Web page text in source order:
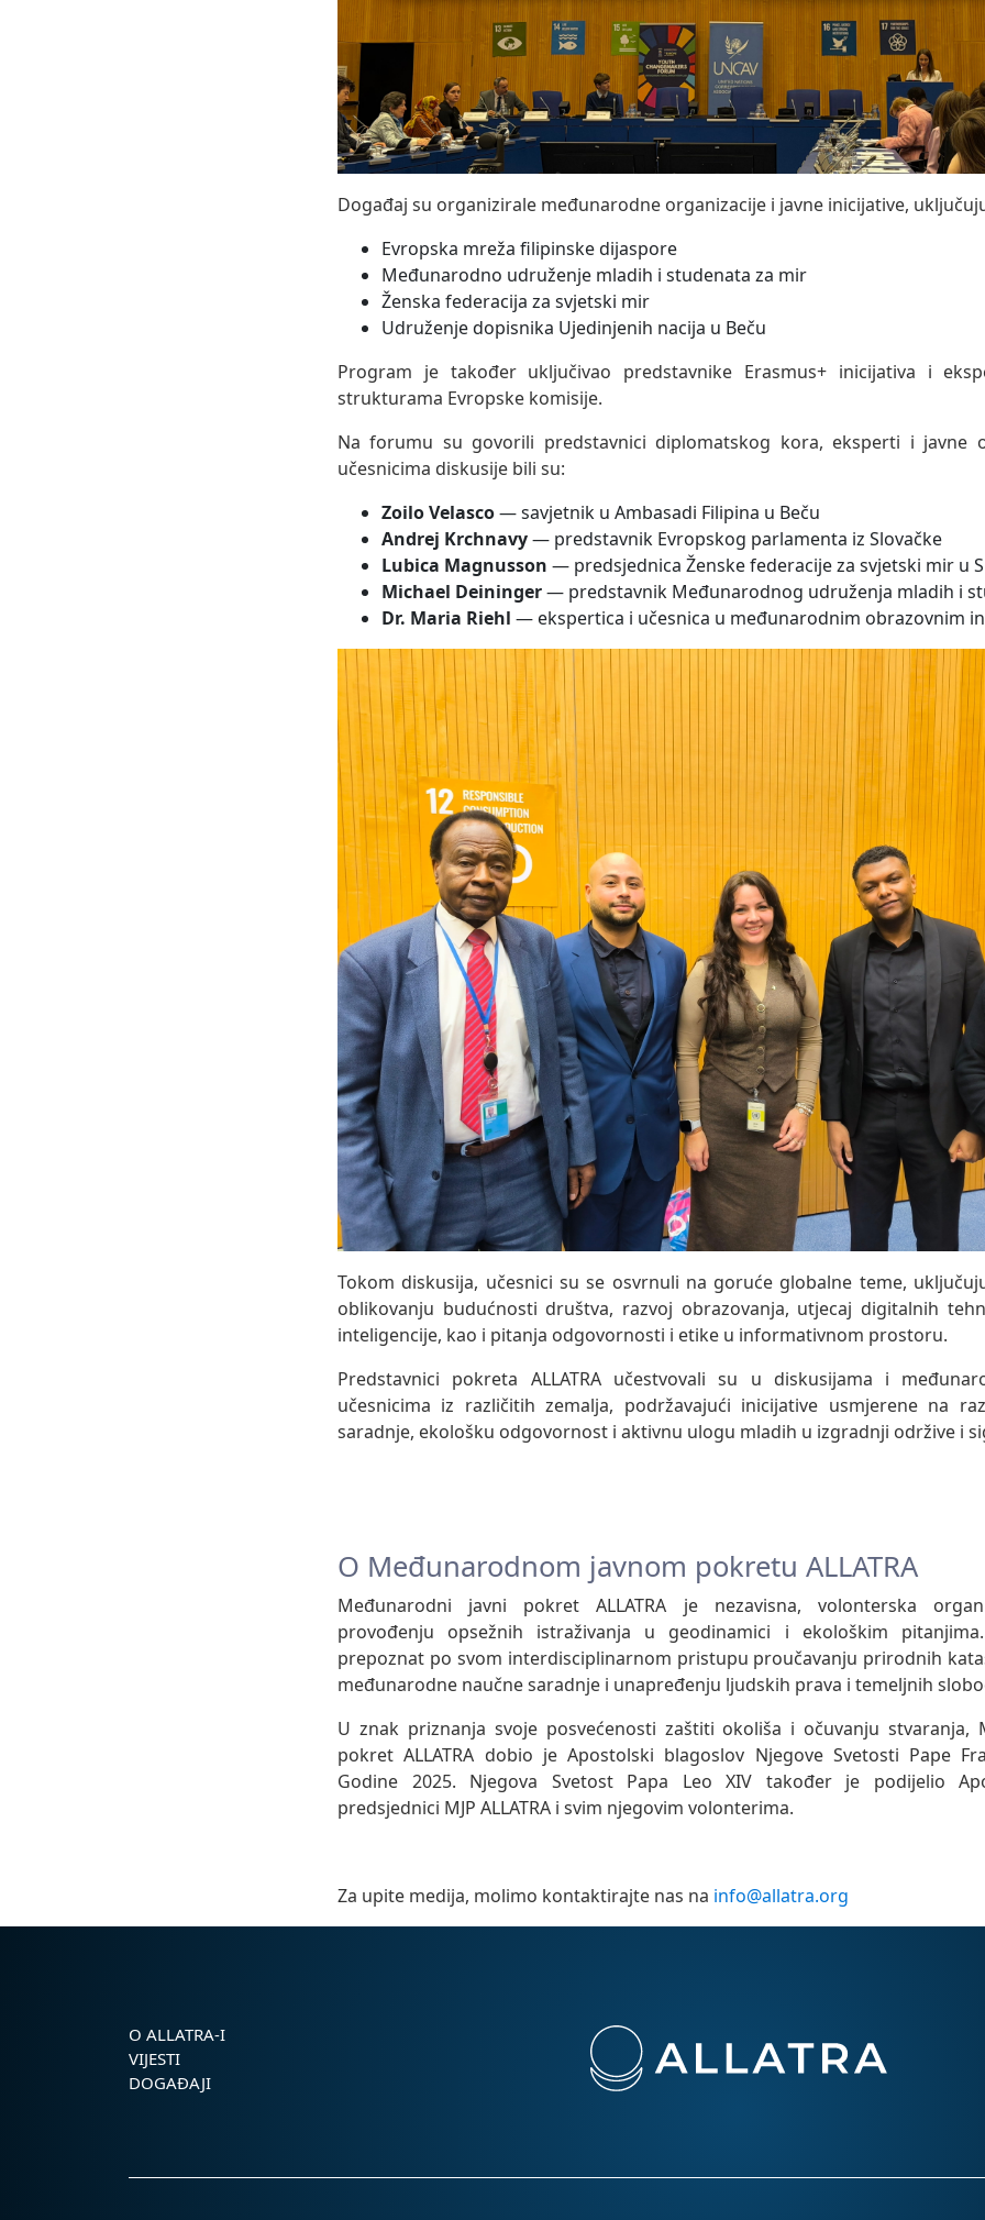
Događaj su organizirale međunarodne organizacije i javne inicijative,
Evropska mreža filipinske dijaspore
Međunarodno udruženje mladih i studenata za mir
Ženska federacija za svjetski mir
Udruženje dopisnika Ujedinjenih nacija u Beču
Program je također uključivao predstavnike Erasmus+ inicijativa i
strukturama Evropske komisije.
Na forumu su govorili predstavnici diplomatskog kora, eksperti i javne
učesnicima diskusije bili su:
Zoilo Velasco— savjetnik u Ambasadi Filipina u Beču
Andrej Krchnavy— predstavnik Evropskog parlamenta iz Slovačke
Lubica Magnusson — predsjednica Ženske federacije za svjetski mir u
Michael Deininger— predstavnik Međunarodnog udruženja mladih i
Dr. Maria Riehl — ekspertica i učesnica u međunarodnim obrazovnim
Tokom diskusija, učesnici su se osvrnuli na goruće globalne teme,
oblikovanju budućnosti društva, razvoj obrazovanja, utjecaj digitalnih
inteligencije, kao i pitanja odgovornosti i etike u informativnom prostoru.
Predstavnici pokreta ALLATRA učestvovali su u diskusijama i
učesnicima iz različitih zemalja, podržavajući inicijative usmjerene na
saradnje, ekološku odgovornost i aktivnu ulogu mladih u izgradnji održive i
O Međunarodnom javnom pokretu ALLATRA
Međunarodni javni pokret ALLATRA je nezavisna, volonterska
provođenju opsežnih istraživanja u geodinamici i ekološkim pitanjima.
prepoznat po svom interdisciplinarnom pristupu proučavanju prirodnih
međunarodne naučne saradnje i unapređenju ljudskih prava i temeljnih
U znak priznanja svoje posvećenosti zaštiti okoliša i očuvanju stvaranja,
pokret ALLATRA dobio je Apostolski blagoslov Njegove Svetosti Pape
Godine 2025. Njegova Svetost Papa Leo XIV također je podijelio
predsjednici MJP ALLATRA i svim njegovim volonterima.
Za upite medija, molimo kontaktirajte nas na info@allatra.org
O ALLATRA-I
VIJESTI
DOGAĐAJI